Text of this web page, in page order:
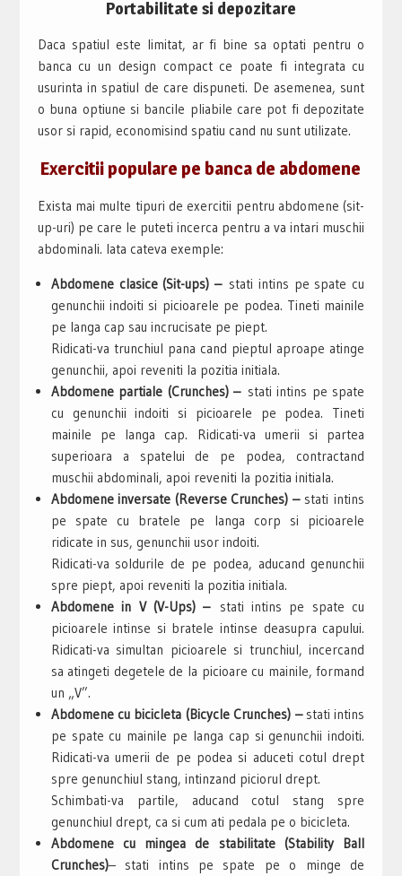
Portabilitate si depozitare
Daca spatiul este limitat, ar fi bine sa optati pentru o
banca cu un design compact ce poate fi integrata cu
usurinta in spatiul de care dispuneti. De asemenea, sunt
o buna optiune si bancile pliabile care pot fi depozitate
usor si rapid, economisind spatiu cand nu sunt utilizate.
Exercitii populare pe banca de abdomene
Exista mai multe tipuri de exercitii pentru abdomene (sit-
up-uri) pe care le puteti incerca pentru a va intari muschii
abdominali. Iata cateva exemple:
Abdomene clasice (Sit-ups) – stati intins pe spate cu
genunchii indoiti si picioarele pe podea. Tineti mainile
pe langa cap sau incrucisate pe piept.
Ridicati-va trunchiul pana cand pieptul aproape atinge
genunchii, apoi reveniti la pozitia initiala.
Abdomene partiale (Crunches) – stati intins pe spate
cu genunchii indoiti si picioarele pe podea. Tineti
mainile pe langa cap. Ridicati-va umerii si partea
superioara a spatelui de pe podea, contractand
muschii abdominali, apoi reveniti la pozitia initiala.
Abdomene inversate (Reverse Crunches) – stati intins
pe spate cu bratele pe langa corp si picioarele
ridicate in sus, genunchii usor indoiti.
Ridicati-va soldurile de pe podea, aducand genunchii
spre piept, apoi reveniti la pozitia initiala.
Abdomene in V (V-Ups) – stati intins pe spate cu
picioarele intinse si bratele intinse deasupra capului.
Ridicati-va simultan picioarele si trunchiul, incercand
sa atingeti degetele de la picioare cu mainile, formand
un „V”.
Abdomene cu bicicleta (Bicycle Crunches) – stati intins
pe spate cu mainile pe langa cap si genunchii indoiti.
Ridicati-va umerii de pe podea si aduceti cotul drept
spre genunchiul stang, intinzand piciorul drept.
Schimbati-va partile, aducand cotul stang spre
genunchiul drept, ca si cum ati pedala pe o bicicleta.
Abdomene cu mingea de stabilitate (Stability Ball
Crunches)– stati intins pe spate pe o minge de